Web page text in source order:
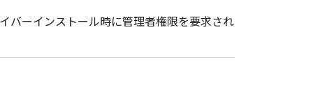
バーインストール時に管理者権限を要求され